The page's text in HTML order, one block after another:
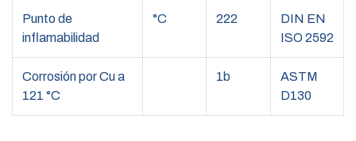
Punto de
inflamabilidad
°C 222
DIN EN
ISO 2592
Corrosión por Cu a
121 °C
1b
ASTM
D130